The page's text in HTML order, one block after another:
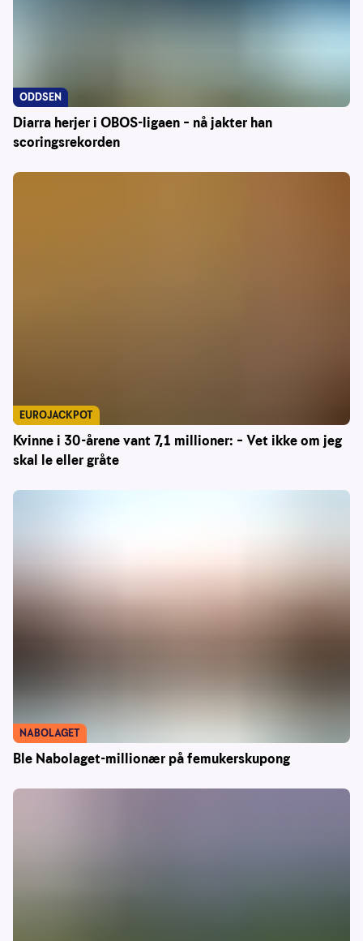
Diarra herjer i OBOS-ligaen – nå jakter han
scoringsrekorden
ODDSEN
Kvinne i 30-årene vant 7,1 millioner: – Vet ikke om jeg
skal le eller gråte
EUROJACKPOT
Ble Nabolaget-millionær på femukerskupong
NABOLAGET